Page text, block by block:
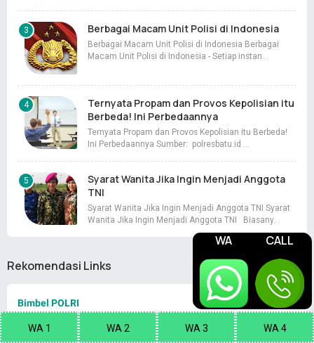
WA CALL
Berbagai Macam Unit Polisi di Indonesia
Berbagai Macam Unit Polisi di Indonesia Berbagai
Macam Unit Polisi di Indonesia - Setiap instan…
Ternyata Propam dan Provos Kepolisian itu
Berbeda! Ini Perbedaannya
Ternyata Propam dan Provos Kepolisian itu Berbeda!
Ini Perbedaannya Sumber: polresbatu.id …
Syarat Wanita Jika Ingin Menjadi Anggota
TNI
Syarat Wanita Jika Ingin Menjadi Anggota TNI Syarat
Wanita Jika Ingin Menjadi Anggota TNI Biasany…
Rekomendasi Links
Bimbel POLRI
Pengusaha Nasional
Kompas Terkini
WA 1 WA 2 WA 3 WA 4